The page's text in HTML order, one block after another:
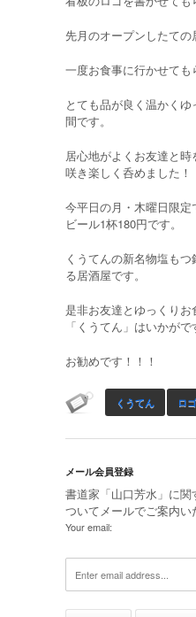
先月のオープンしたての
一度お食事に行かせても
とても品が良く温かく
間です。
居心地がよくお友達と
咲き楽しく呑めました！
今平日の月・木曜日限
ビール1杯180円です。
くうてんの新名物塩も
る居酒屋です。
是非お友達とゆっくり
「くうてん」はいかがで
お勧めです！！！
くうてん ロゴ
メール会員登録
書道家「山口芳水」に
ついてメールでご案内い
Your email: